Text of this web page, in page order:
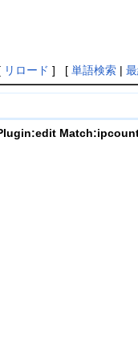
リロード ] [ 単語検索|